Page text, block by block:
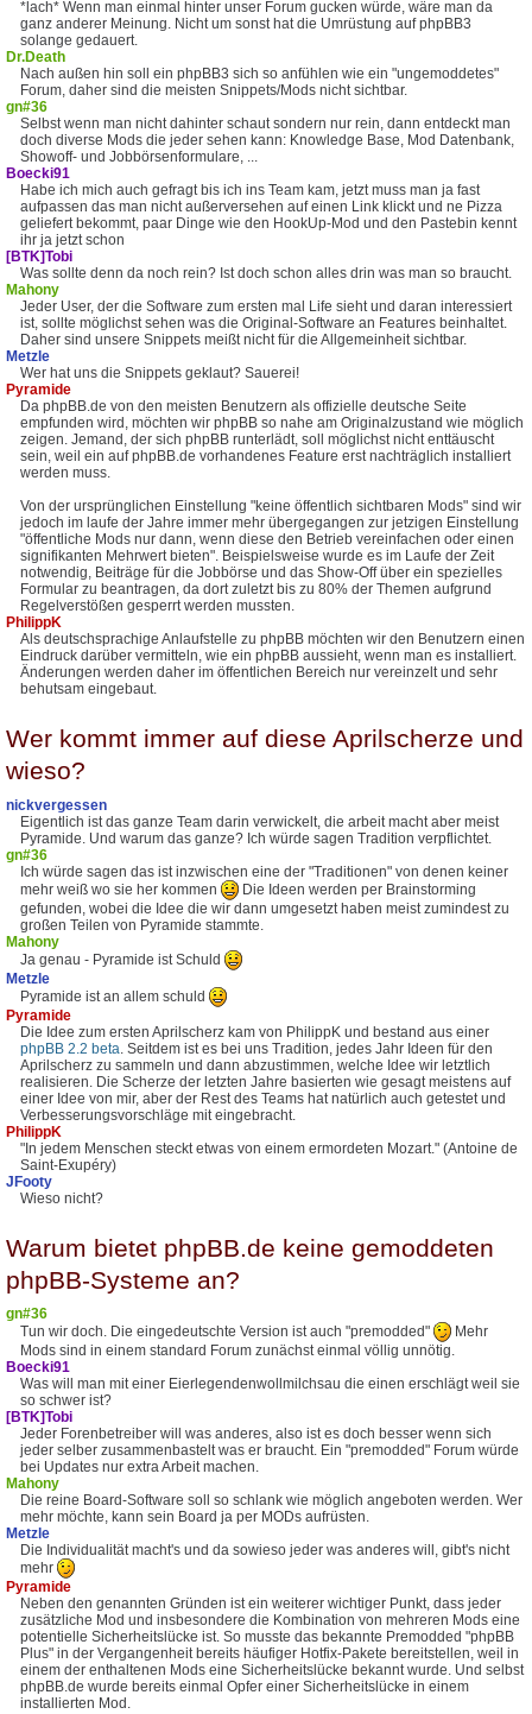
*lach* Wenn man einmal hinter unser Forum gucken würde, wäre man da
ganz anderer Meinung. Nicht um sonst hat die Umrüstung auf phpBB3
solange gedauert.
Dr.Death
Nach außen hin soll ein phpBB3 sich so anfühlen wie ein "ungemoddetes"
Forum, daher sind die meisten Snippets/Mods nicht sichtbar.
gn#36
Selbst wenn man nicht dahinter schaut sondern nur rein, dann entdeckt man
doch diverse Mods die jeder sehen kann: Knowledge Base, Mod Datenbank,
Showoff- und Jobbörsenformulare, ...
Boecki91
Habe ich mich auch gefragt bis ich ins Team kam, jetzt muss man ja fast
aufpassen das man nicht außerversehen auf einen Link klickt und ne Pizza
geliefert bekommt, paar Dinge wie den HookUp-Mod und den Pastebin kennt
ihr ja jetzt schon
[BTK]Tobi
Was sollte denn da noch rein? Ist doch schon alles drin was man so braucht.
Mahony
Jeder User, der die Software zum ersten mal Life sieht und daran interessiert
ist, sollte möglichst sehen was die Original-Software an Features beinhaltet.
Daher sind unsere Snippets meißt nicht für die Allgemeinheit sichtbar.
Metzle
Wer hat uns die Snippets geklaut? Sauerei!
Pyramide
Da phpBB.de von den meisten Benutzern als offizielle deutsche Seite
empfunden wird, möchten wir phpBB so nahe am Originalzustand wie möglich
zeigen. Jemand, der sich phpBB runterlädt, soll möglichst nicht enttäuscht
sein, weil ein auf phpBB.de vorhandenes Feature erst nachträglich installiert
werden muss.
Von der ursprünglichen Einstellung "keine öffentlich sichtbaren Mods" sind wir
jedoch im laufe der Jahre immer mehr übergegangen zur jetzigen Einstellung
"öffentliche Mods nur dann, wenn diese den Betrieb vereinfachen oder einen
signifikanten Mehrwert bieten". Beispielsweise wurde es im Laufe der Zeit
notwendig, Beiträge für die Jobbörse und das Show-Off über ein spezielles
Formular zu beantragen, da dort zuletzt bis zu 80% der Themen aufgrund
Regelverstößen gesperrt werden mussten.
PhilippK
Als deutschsprachige Anlaufstelle zu phpBB möchten wir den Benutzern einen
Eindruck darüber vermitteln, wie ein phpBB aussieht, wenn man es installiert.
Änderungen werden daher im öffentlichen Bereich nur vereinzelt und sehr
behutsam eingebaut.
Wer kommt immer auf diese Aprilscherze und
wieso?
nickvergessen
Eigentlich ist das ganze Team darin verwickelt, die arbeit macht aber meist
Pyramide. Und warum das ganze? Ich würde sagen Tradition verpflichtet.
gn#36
Ich würde sagen das ist inzwischen eine der "Traditionen" von denen keiner
mehr weiß wo sie her kommen
Die Ideen werden per Brainstorming
gefunden, wobei die Idee die wir dann umgesetzt haben meist zumindest zu
großen Teilen von Pyramide stammte.
Mahony
Ja genau - Pyramide ist Schuld
Metzle
Pyramide ist an allem schuld
Pyramide
Die Idee zum ersten Aprilscherz kam von PhilippK und bestand aus einer
phpBB 2.2 beta . Seitdem ist es bei uns Tradition, jedes Jahr Ideen für den
Aprilscherz zu sammeln und dann abzustimmen, welche Idee wir letztlich
realisieren. Die Scherze der letzten Jahre basierten wie gesagt meistens auf
einer Idee von mir, aber der Rest des Teams hat natürlich auch getestet und
Verbesserungsvorschläge mit eingebracht.
PhilippK
"In jedem Menschen steckt etwas von einem ermordeten Mozart." (Antoine de
Saint-Exupéry)
JFooty
Wieso nicht?
Warum bietet phpBB.de keine gemoddeten
phpBB-Systeme an?
gn#36
Tun wir doch. Die eingedeutschte Version ist auch "premodded"
Mehr
Mods sind in einem standard Forum zunächst einmal völlig unnötig.
Boecki91
Was will man mit einer Eierlegendenwollmilchsau die einen erschlägt weil sie
so schwer ist?
[BTK]Tobi
Jeder Forenbetreiber will was anderes, also ist es doch besser wenn sich
jeder selber zusammenbastelt was er braucht. Ein "premodded" Forum würde
bei Updates nur extra Arbeit machen.
Mahony
Die reine Board-Software soll so schlank wie möglich angeboten werden. Wer
mehr möchte, kann sein Board ja per MODs aufrüsten.
Metzle
Die Individualität macht's und da sowieso jeder was anderes will, gibt's nicht
mehr
Pyramide
Neben den genannten Gründen ist ein weiterer wichtiger Punkt, dass jeder
zusätzliche Mod und insbesondere die Kombination von mehreren Mods eine
potentielle Sicherheitslücke ist. So musste das bekannte Premodded "phpBB
Plus" in der Vergangenheit bereits häufiger Hotfix-Pakete bereitstellen, weil in
einem der enthaltenen Mods eine Sicherheitslücke bekannt wurde. Und selbst
phpBB.de wurde bereits einmal Opfer einer Sicherheitslücke in einem
installierten Mod.